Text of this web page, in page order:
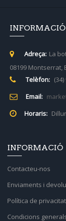
Adreça: La
08199 Montserrat,
Telèfon:
Email:
Horaris:
INFORMACIÓ
Contacteu-nos
Enviaments i
Política de privacitat
Condicions